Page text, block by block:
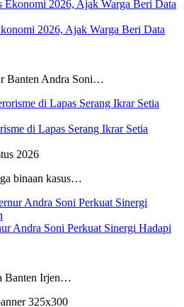
2026, Ajak Warga Beri Data
Banten Andra Soni…
di Lapas Serang Ikrar Setia
2026
binaan kasus…
Andra Soni Perkuat Sinergi Hadapi
Banten Irjen…